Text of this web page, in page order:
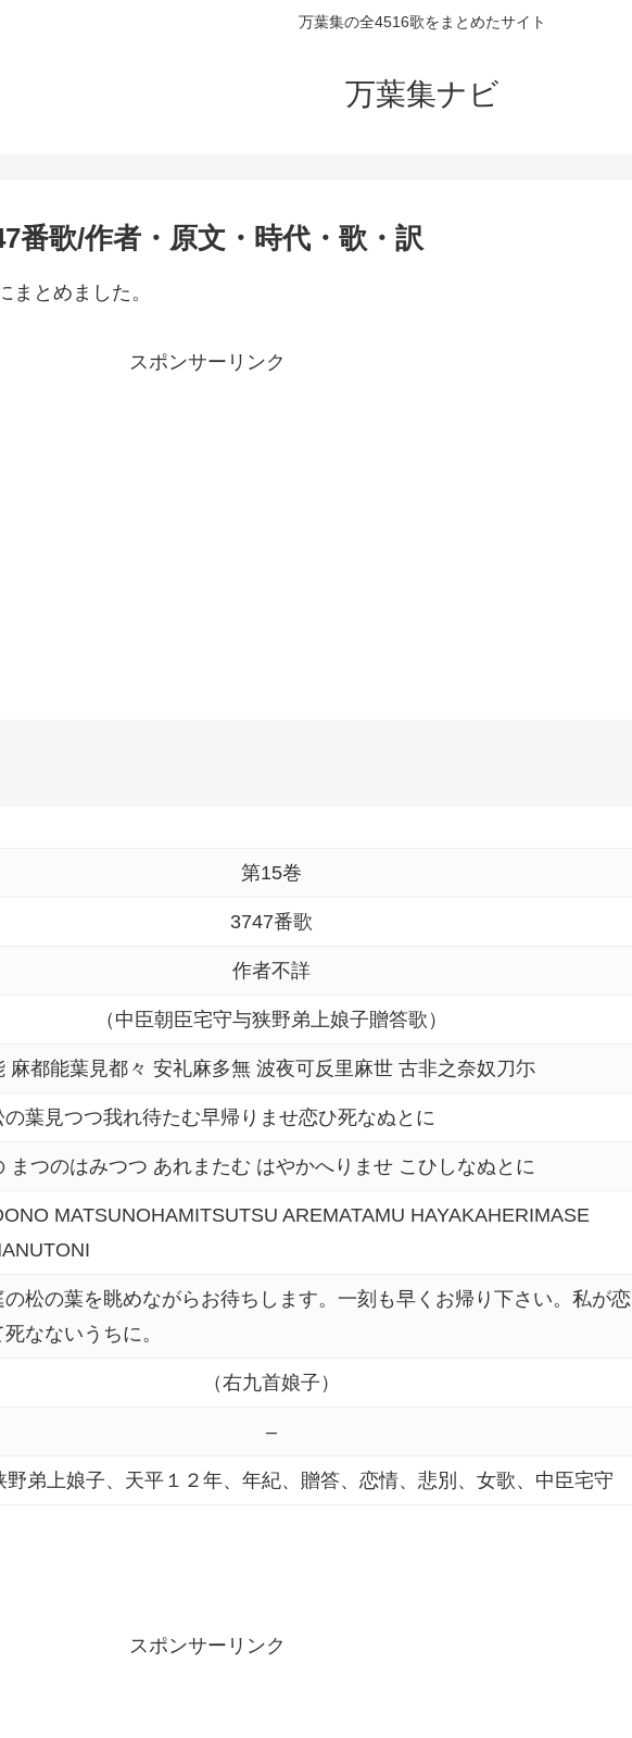
万葉集の全4516歌をまとめたサイト
万葉集ナビ
番歌/作者・原文・時代・歌・訳
まとめました。
スポンサーリンク
第15巻
3747番歌
作者不詳
（中臣朝臣宅守与狭野弟上娘子贈答歌）
麻都能葉見都々 安礼麻多無 波夜可反里麻世 古非之奈奴刀尓
葉見つつ我れ待たむ早帰りませ恋ひ死なぬとに
まつのはみつつ あれまたむ はやかへりませ こひしなぬとに
MATSUNOHAMITSUTSU AREMATAMU HAYAKAHERIMASE
松の葉を眺めながらお待ちします。一刻も早くお帰り下さい。私が恋
なないうちに。
（右九首娘子）
–
野弟上娘子、天平１２年、年紀、贈答、恋情、悲別、女歌、中臣宅守
スポンサーリンク